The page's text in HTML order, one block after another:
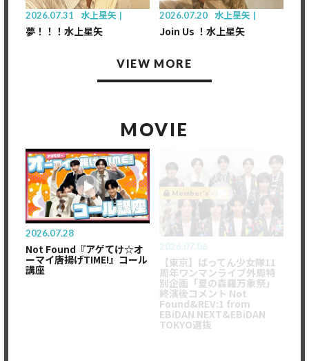
2026.07.31 水上星矢
夢！！！水上星矢
2026.07.20 水上星矢
Join Us ！水上星矢
VIEW MORE
MOVIE
2026.07.28
Not Found『アゲてけ☆オ
ーマイ唐揚げTIME!』コール
講座
Member's only
2026.07.06
【東京】ばってん少女隊11
周年ワンマンライブ外周特
別企画「夏の森羅万象祭」
終演後コメント Not
Found&REV:1 from
EBiDAN NEXT&EBiDAN
TOKYO選抜